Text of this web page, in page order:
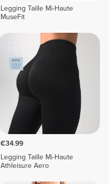
Legging Taille Mi-Haute
MuseFit
€34.99
Legging Taille Mi-Haute
Athleisure Aero